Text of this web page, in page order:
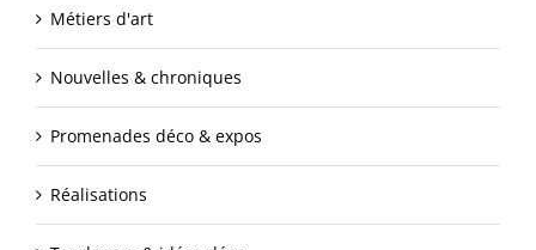
Métiers d'art
Nouvelles & chroniques
Promenades déco & expos
Réalisations